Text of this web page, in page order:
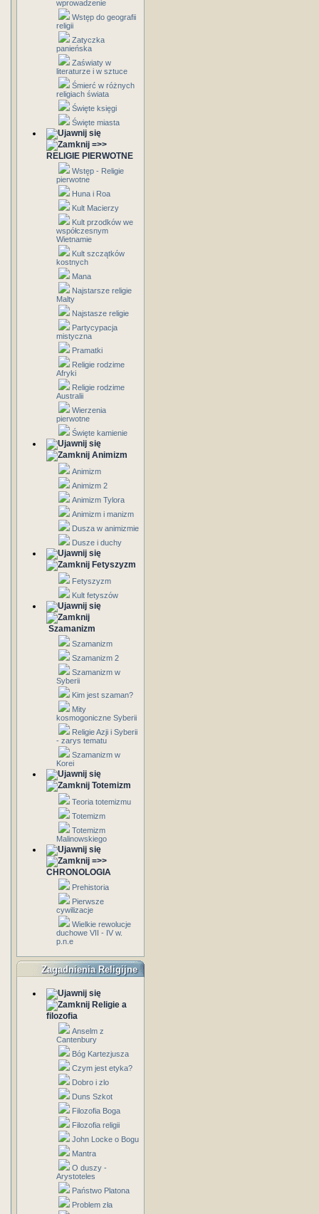
wprowadzenie
Wstęp do geografii
religii
Zatyczka
panieńska
Zaświaty w
literaturze i w sztuce
Śmierć w różnych
religiach świata
Święte księgi
Święte miasta
=>>
RELIGIE PIERWOTNE
Wstęp - Religie
pierwotne
Huna i Roa
Kult Macierzy
Kult przodków we
współczesnym
Wietnamie
Kult szczątków
kostnych
Mana
Najstarsze religie
Malty
Najstasze religie
Partycypacja
mistyczna
Pramatki
Religie rodzime
Afryki
Religie rodzime
Australii
Wierzenia
pierwotne
Święte kamienie
Animizm
Animizm
Animizm 2
Animizm Tylora
Animizm i manizm
Dusza w animizmie
Dusze i duchy
Fetyszyzm
Fetyszyzm
Kult fetyszów
Szamanizm
Szamanizm
Szamanizm 2
Szamanizm w
Syberii
Kim jest szaman?
Mity
kosmogoniczne Syberii
Religie Azji i Syberii
- zarys tematu
Szamanizm w
Korei
Totemizm
Teoria totemizmu
Totemizm
Totemizm
Malinowskiego
=>>
CHRONOLOGIA
Prehistoria
Pierwsze
cywilizacje
Wielkie rewolucje
duchowe VII - IV w.
p.n.e
Zagadnienia Religijne
Religie a
filozofia
Anselm z
Cantenbury
Bóg Kartezjusza
Czym jest etyka?
Dobro i zlo
Duns Szkot
Filozofia Boga
Filozofia religii
John Locke o Bogu
Mantra
O duszy -
Arystoteles
Państwo Platona
Problem zła